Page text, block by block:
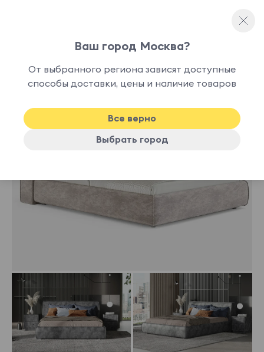
наличии
Ваш город Москва?
От выбранного региона зависят доступные
способы доставки, цены и наличие товаров
Все верно
Выбрать город